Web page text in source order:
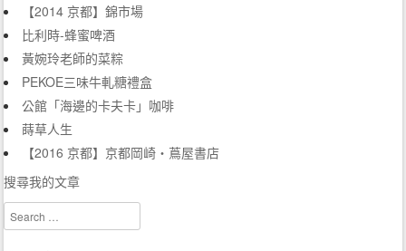
【2014 京都】錦市場
比利時-蜂蜜啤酒
黃婉玲老師的菜粽
PEKOE三味牛軋糖禮盒
公館「海邊的卡夫卡」咖啡
蒔草人生
【2016 京都】京都岡崎・蔦屋書店
搜尋我的文章
Search